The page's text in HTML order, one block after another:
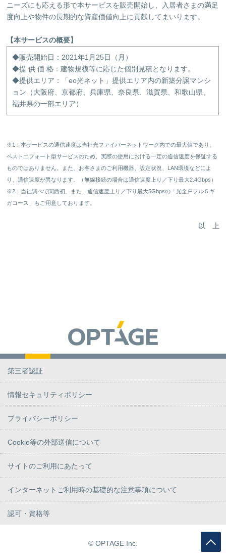
ニーズにも応える形で本サービスを販売開始し、入居者さまの満足
度向上や物件の長期的な資産価値向上に貢献してまいります。
【本サービスの概要】
◆販売開始日：2021年1月25日（月）
◆提 供 価 格：建物規模等に応じた個別見積となります。
◆提供エリア：「eo光ネット」提供エリア内の新築分譲マンシ
ョン（大阪府、京都府、兵庫県、奈良県、滋賀県、和歌山県、
福井県の一部エリア）
※1：本サービスの通信速度は当社光ファイバーネットワーク内での最大値であり、
ベストエフォート型サービスのため、実際の使用における一定の通信速度を保証する
ものではありません。また、お客さまのご利用機器、設定状況、LAN環境などによ
り、通信速度が異なります。（無線接続の場合は通信速度上り／下り最大2.4Gbps）
※2：当社調べで関西初。また、通信速度上り／下り最大5Gbpsの「光全戸フル５ギ
ガコース」もご用意しております。
以 上
第三者認証
情報セキュリティポリシー
プライバシーポリシー
Cookie等の外部送信について
サイトのご利用にあたって
インターネットご利用時の基礎的な注意事項について
認可・資格等
© OPTAGE Inc.